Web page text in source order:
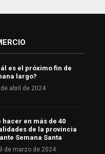
es el próximo fin de
largo?
de abril de 2024
hacer en más de 40
de la provincia
Semana Santa
de marzo de 2024